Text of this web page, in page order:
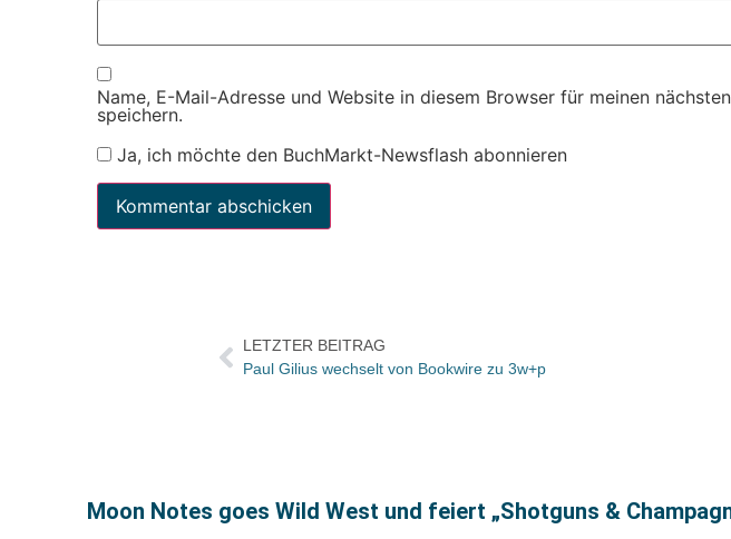
Name, E-Mail-Adresse und Website in diesem Browser für meinen
speichern.
Ja, ich möchte den BuchMarkt-Newsflash abonnieren
LETZTER BEITRAG
Paul Gilius wechselt von Bookwire zu 3w+p
Moon Notes goes Wild West und feiert „Shotguns &